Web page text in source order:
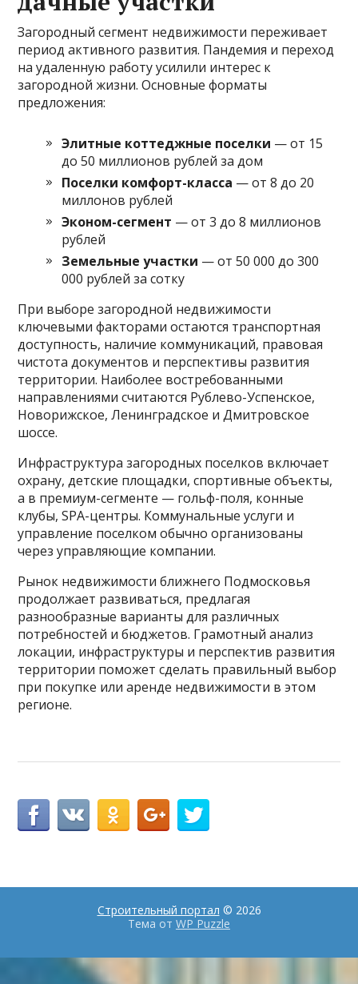
Загородный сегмент недвижимости переживает
период активного развития. Пандемия и переход
на удаленную работу усилили интерес к
загородной жизни. Основные форматы
предложения:
Элитные коттеджные поселки — от 15
до 50 миллионов рублей за дом
Поселки комфорт-класса — от 8 до 20
миллонов рублей
Эконом-сегмент — от 3 до 8 миллионов
рублей
Земельные участки — от 50 000 до 300
000 рублей за сотку
При выборе загородной недвижимости
ключевыми факторами остаются транспортная
доступность, наличие коммуникаций, правовая
чистота документов и перспективы развития
территории. Наиболее востребованными
направлениями считаются Рублево-Успенское,
Новорижское, Ленинградское и Дмитровское
шоссе.
Инфраструктура загородных поселков включает
охрану, детские площадки, спортивные объекты,
а в премиум-сегменте — гольф-поля, конные
клубы, SPA-центры. Коммунальные услуги и
управление поселком обычно организованы
через управляющие компании.
Рынок недвижимости ближнего Подмосковья
продолжает развиваться, предлагая
разнообразные варианты для различных
потребностей и бюджетов. Грамотный анализ
локации, инфраструктуры и перспектив развития
территории поможет сделать правильный выбор
при покупке или аренде недвижимости в этом
регионе.
Строительный портал © 2026
Тема от WP Puzzle